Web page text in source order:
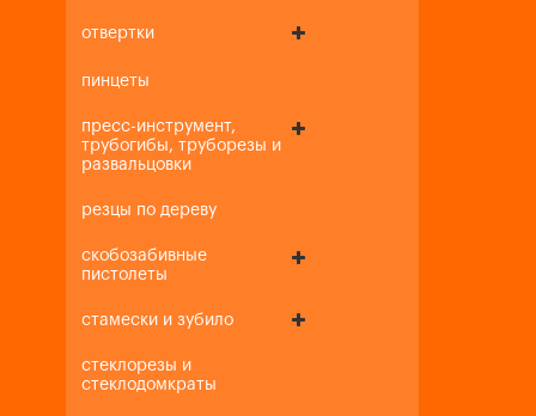
отвертки
пинцеты
пресс-инструмент,
трубогибы, труборезы и
развальцовки
резцы по дереву
скобозабивные
пистолеты
стамески и зубило
стеклорезы и
стеклодомкраты